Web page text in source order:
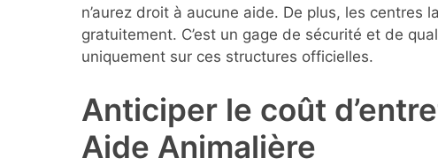
n’aurez droit à aucune aide. De plus, les centres
gratuitement. C’est un gage de sécurité et de
uniquement sur ces structures officielles.
Anticiper le coût
Aide Animalière